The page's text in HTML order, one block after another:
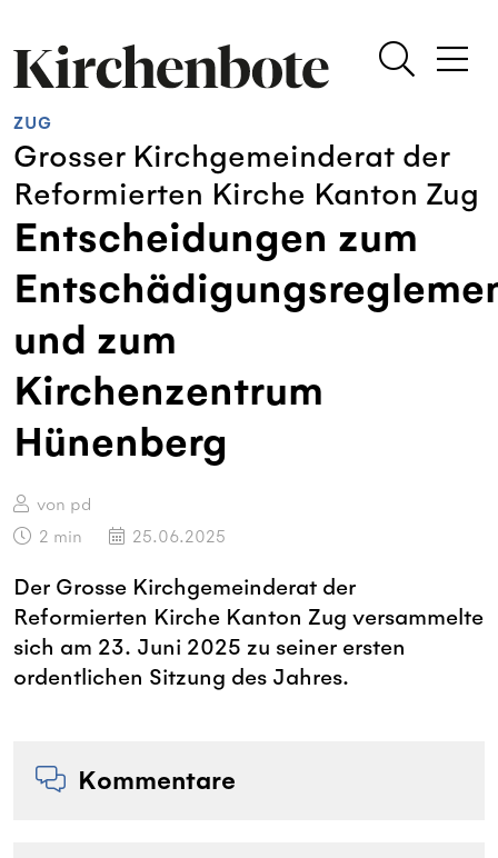
ZUG
Grosser Kirchgemeinderat der
Reformierten Kirche Kanton Zug
Entscheidungen zum
und zum
Kirchenzentrum
Hünenberg
von pd
2 min 25.06.2025
Der Grosse Kirchgemeinderat der
Reformierten Kirche Kanton Zug versammelte
sich am 23. Juni 2025 zu seiner ersten
ordentlichen Sitzung des Jahres.
Kommentare